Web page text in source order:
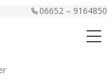
06652 – 9164850